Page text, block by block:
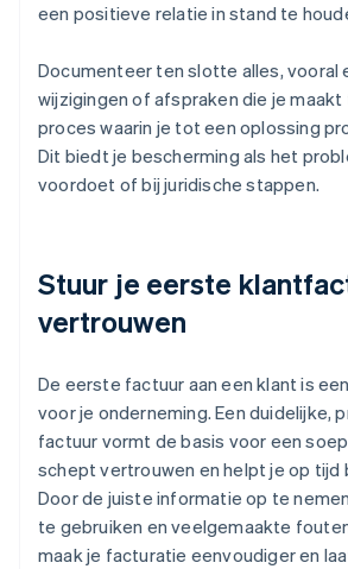
een positieve relatie in stand te
Documenteer ten slotte alles, vooral
wijzigingen of afspraken die je
proces waarin je tot een oplossing
Dit biedt je bescherming als het
voordoet of bij juridische stappen.
Stuur je eerste
vertrouwen
De eerste factuur aan een klant is
voor je onderneming. Een duidelijke,
factuur vormt de basis voor een
schept vertrouwen en helpt je op tijd
Door de juiste informatie op te
te gebruiken en veelgemaakte
maak je facturatie eenvoudiger en